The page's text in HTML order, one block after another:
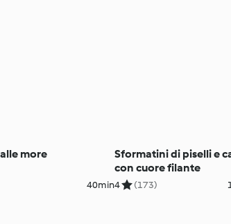
more
40min
Sformatini di piselli e
con cuore filante
4 (173)